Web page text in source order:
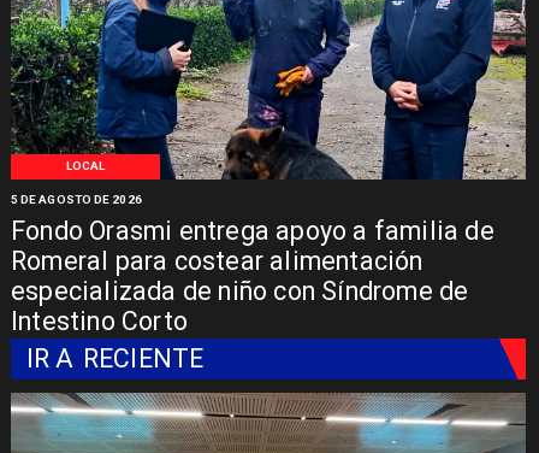
LOCAL
Fondo Orasmi entrega apoyo a familia de
Romeral para costear alimentación
especializada de niño con Síndrome de
Intestino Corto
5 DE AGOSTO DE 2026
IR A RECIENTE